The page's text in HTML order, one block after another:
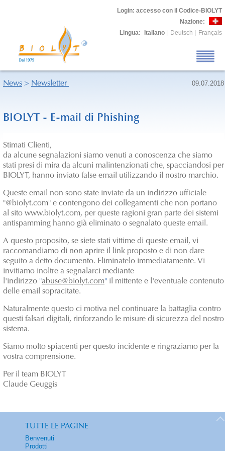
Login: accesso con il Codice-BIOLYT
Nazione:
Lingua: Italiano Deutsch Français
News > Newsletter 09.07.2018
BIOLYT - E-mail di Phishing
Stimati Clienti,
da alcune segnalazioni siamo venuti a conoscenza che siamo
stati presi di mira da alcuni malintenzionati che, spacciandosi per
BIOLYT, hanno inviato false email utilizzando il nostro marchio.
Queste email non sono state inviate da un indirizzo ufficiale
"@biolyt.com" e contengono dei collegamenti che non portano
al sito www.biolyt.com, per queste ragioni gran parte dei sistemi
antispamming hanno già eliminato o segnalato queste email.
A questo proposito, se siete stati vittime di queste email, vi
raccomandiamo di non aprire il link proposto e di non dare
seguito a detto documento. Eliminatelo immediatamente. Vi
invitiamo inoltre a segnalarci mediante
l'indirizzo "abuse@biolyt.com" il mittente e l'eventuale contenuto
delle email sopracitate.
Naturalmente questo ci motiva nel continuare la battaglia contro
questi falsari digitali, rinforzando le misure di sicurezza del nostro
sistema.
Siamo molto spiacenti per questo incidente e ringraziamo per la
vostra comprensione.
Per il team BIOLYT
Claude Geuggis
TUTTE LE PAGINE
Benvenuti
Prodotti